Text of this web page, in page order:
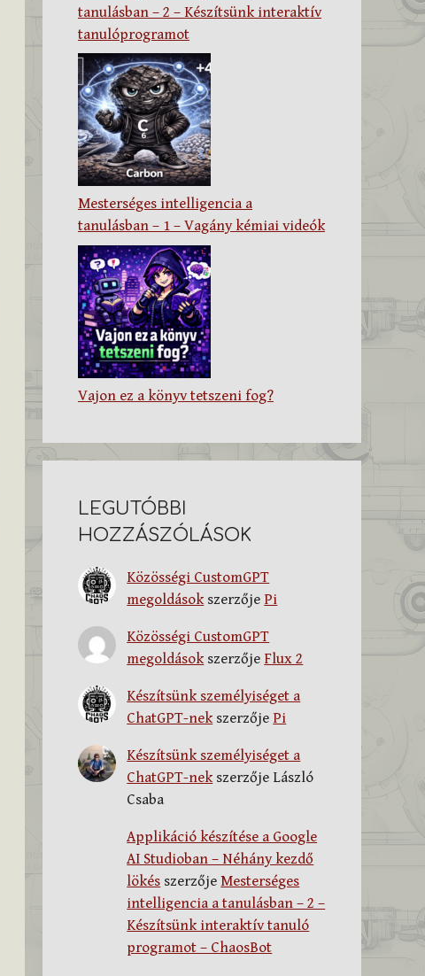
tanulásban – 2 – Készítsünk interaktív
tanulóprogramot
Mesterséges intelligencia a
tanulásban – 1 – Vagány kémiai videók
Vajon ez a könyv tetszeni fog?
LEGUTÓBBI
HOZZÁSZÓLÁSOK
Közösségi CustomGPT
megoldásokszerzője Pi
Közösségi CustomGPT
megoldásokszerzője Flux 2
Készítsünk személyiséget a
ChatGPT-nekszerzője Pi
Készítsünk személyiséget a
ChatGPT-nekszerzője László
Csaba
Applikáció készítése a Google
AI Studioban – Néhány kezdő
lökés szerzőjeMesterséges
intelligencia a tanulásban – 2 –
Készítsünk interaktív tanuló
programot – ChaosBot